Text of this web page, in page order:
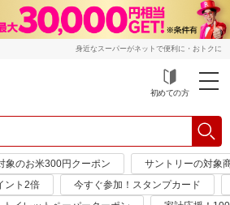
身近なスーパーがネットで便利に・おトクに
初めての方
象のお米300円クーポン
サントリーの対象
ント2倍
今すぐ参加！スタンプカード